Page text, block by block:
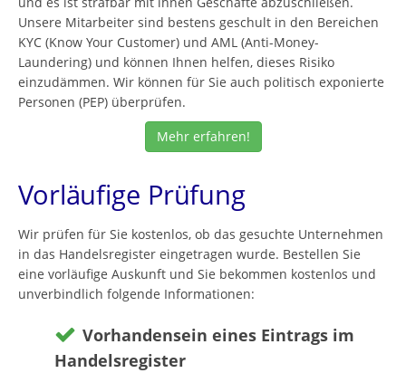
Unsere Mitarbeiter sind bestens geschult in den Bereichen
KYC (Know Your Customer) und AML (Anti-Money-
Laundering) und können Ihnen helfen, dieses Risiko
einzudämmen. Wir können für Sie auch politisch exponierte
Personen (PEP) überprüfen.
Mehr erfahren!
Vorläufige Prüfung
Wir prüfen für Sie kostenlos, ob das gesuchte Unternehmen
in das Handelsregister eingetragen wurde. Bestellen Sie
eine vorläufige Auskunft und Sie bekommen kostenlos und
unverbindlich folgende Informationen:
Vorhandensein eines Eintrags im
Handelsregister